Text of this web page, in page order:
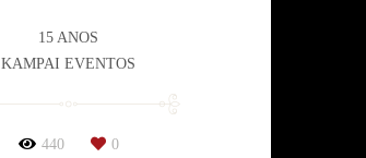
15 ANOS
KAMPAI EVENTOS
440 0